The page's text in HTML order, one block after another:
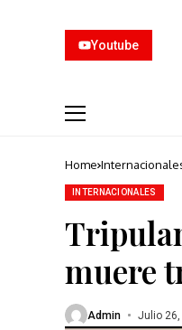
Youtube
Home
INTERNACIONALES
muere
Admin Julio 26,